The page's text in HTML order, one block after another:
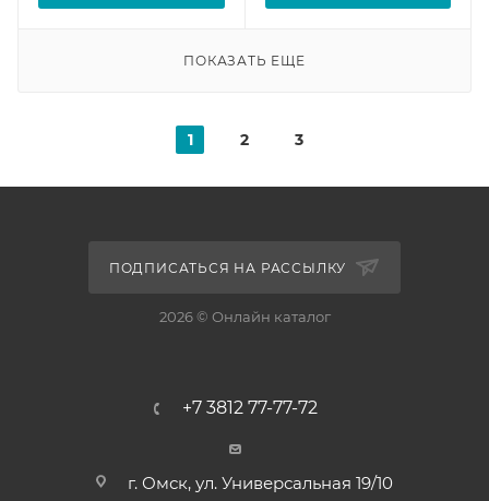
ПОКАЗАТЬ ЕЩЕ
1 2 3
ПОДПИСАТЬСЯ НА РАССЫЛКУ
2026 © Онлайн каталог
+7 3812 77-77-72
г. Омск, ул. Универсальная 19/10